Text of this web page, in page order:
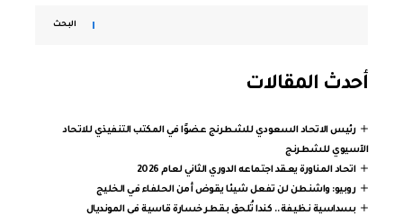
البحث
أحدث المقالات
رئيس الاتحاد السعودي للشطرنج عضوًا في المكتب التنفيذي للاتحاد
الآسيوي للشطرنج
اتحاد المناورة يعقد اجتماعه الدوري الثاني لعام 2026
روبيو: واشنطن لن تفعل شيئا يقوض أمن الحلفاء في الخليج
بسداسية نظيفة.. كندا تُلحق بقطر خسارة قاسية في المونديال